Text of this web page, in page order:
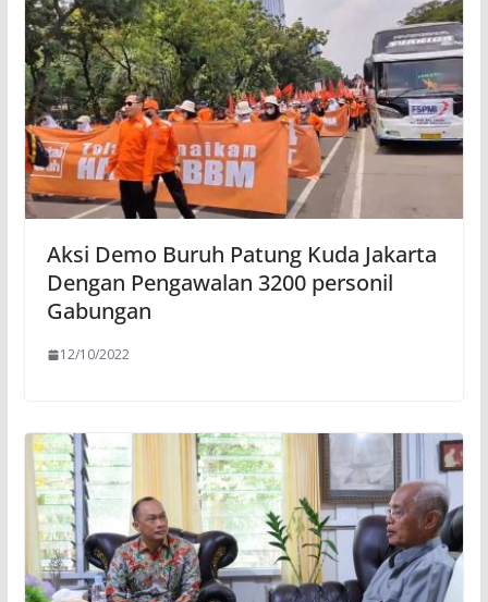
Aksi Demo Buruh Patung Kuda Jakarta
Dengan Pengawalan 3200 personil
Gabungan
12/10/2022